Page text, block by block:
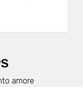
amore